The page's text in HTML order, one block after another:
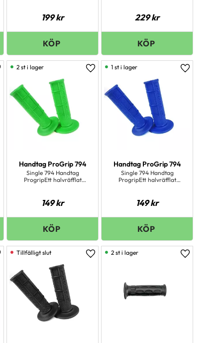
199kr 229kr
till i favoriter
Handtag ProGrip 794
Single 794 Handtag
ProgripEtt halvräfflat
149kr
Lägg till i favoriter
2 st i lager
Handtag ProGrip 794
Single 794 Handtag
ProgripEtt halvräfflat
149kr
Lägg till i
1 st i lager
till i favoriter Lägg till i favoriter Lägg till i
2 st i lager